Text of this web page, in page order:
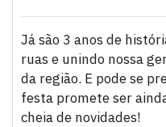
Já são 3 anos de
ruas e unindo nossa
da região. E pode se
festa promete ser
cheia de novidades!